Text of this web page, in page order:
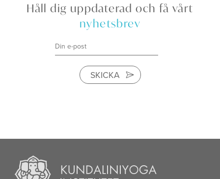
Håll dig uppdaterad och få vårt
nyhetsbrev
SKICKA